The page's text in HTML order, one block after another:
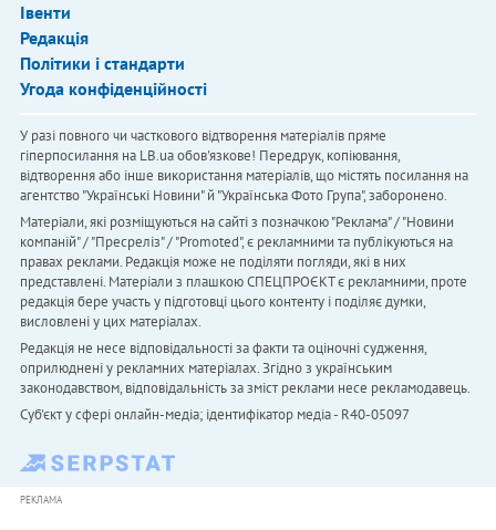
Івенти
Редакція
Політики і стандарти
Угода конфіденційності
У разі повного чи часткового відтворення матеріалів пряме
гіперпосилання на LB.ua обов'язкове! Передрук, копіювання,
відтворення або інше використання матеріалів, що містять посилання на
агентство "Українськi Новини" й "Українська Фото Група", заборонено.
Матеріали, які розміщуються на сайті з позначкою "Реклама" / "Новини
компаній" / "Пресреліз" / "Promoted", є рекламними та публікуються на
правах реклами. Редакція може не поділяти погляди, які в них
представлені. Матеріали з плашкою СПЕЦПРОЄКТ є рекламними, проте
редакція бере участь у підготовці цього контенту і поділяє думки,
висловлені у цих матеріалах.
Редакція не несе відповідальності за факти та оціночні судження,
оприлюднені у рекламних матеріалах. Згідно з українським
законодавством, відповідальність за зміст реклами несе рекламодавець.
Cуб'єкт у сфері онлайн-медіа; ідентифікатор медіа - R40-05097
РЕКЛАМА